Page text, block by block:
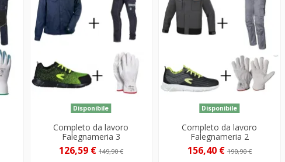
Disponibile
Completo da lavoro
Falegnameria 3
126,59 € 149,90 €
Disponibile
Completo da lavoro
Falegnameria 2
156,40 € 190,90 €